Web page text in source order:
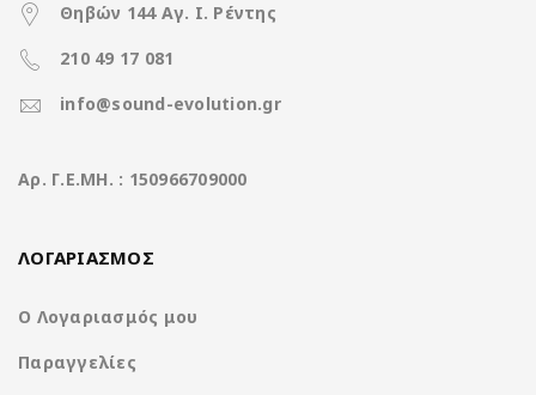
DVR HD Function (καταγραφή)
HDMI Out
Operation System
Θηβών 144 Αγ. Ι. Ρέντης
210 49 17 081
info@sound-evolution.gr
Aρ. Γ.Ε.ΜΗ. : 150966709000
ΛΟΓΑΡΙΑΣΜΟΣ
Ο Λογαριασμός μου
Παραγγελίες